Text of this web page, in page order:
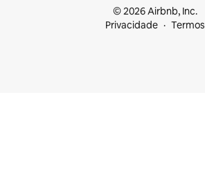
© 2026 Airbnb, Inc.
Privacidade
Termos